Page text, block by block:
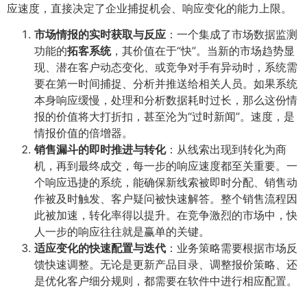
应速度，直接决定了企业捕捉机会、响应变化的能力上限。
市场情报的实时获取与反应 ​：一个集成了市场数据监测
功能的拓客系统，其价值在于“快”。当新的市场趋势显
现、潜在客户动态变化、或竞争对手有异动时，系统需
要在第一时间捕捉、分析并推送给相关人员。如果系统
本身响应缓慢，处理和分析数据耗时过长，那么这份情
报的价值将大打折扣，甚至沦为“过时新闻”。速度，是
情报价值的倍增器。
销售漏斗的即时推进与转化​：从线索出现到转化为商
机，再到最终成交，每一步的响应速度都至关重要。一
个响应迅捷的系统，能确保新线索被即时分配、销售动
作被及时触发、客户疑问被快速解答。整个销售流程因
此被加速，转化率得以提升。在竞争激烈的市场中，快
人一步的响应往往就是赢单的关键。
适应变化的快速配置与迭代 ​：业务策略需要根据市场反
馈快速调整。无论是更新产品目录、调整报价策略、还
是优化客户细分规则，都需要在软件中进行相应配置。